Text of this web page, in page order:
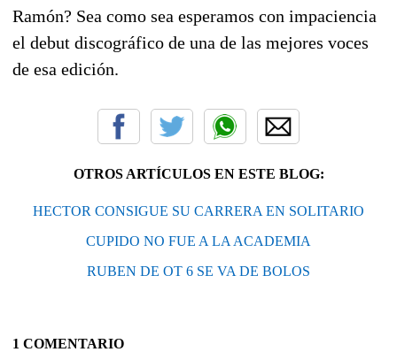
Ramón? Sea como sea esperamos con impaciencia
el debut discográfico de una de las mejores voces
de esa edición.
OTROS ARTÍCULOS EN ESTE BLOG:
HECTOR CONSIGUE SU CARRERA EN SOLITARIO
CUPIDO NO FUE A LA ACADEMIA
RUBEN DE OT 6 SE VA DE BOLOS
1 COMENTARIO